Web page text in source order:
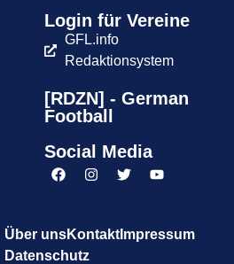
Login für Vereine
GFL.info
Redaktionsystem
[RDZN] - German
Football
Social Media
Über unsKontaktImpressum
Datenschutz